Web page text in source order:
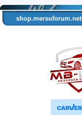
shop.mersuforum.net